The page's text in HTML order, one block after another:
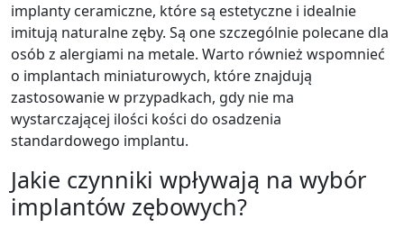
implanty ceramiczne, które są estetyczne i idealnie
imitują naturalne zęby. Są one szczególnie polecane dla
osób z alergiami na metale. Warto również wspomnieć
o implantach miniaturowych, które znajdują
zastosowanie w przypadkach, gdy nie ma
wystarczającej ilości kości do osadzenia
standardowego implantu.
Jakie czynniki wpływają na wybór
implantów zębowych?